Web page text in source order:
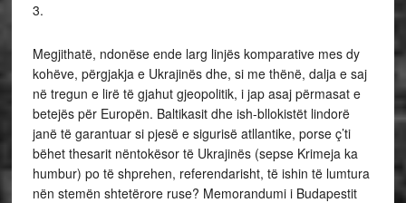
3.
Megjithatë, ndonëse ende larg linjës komparative mes dy
kohëve, përgjakja e Ukrajinës dhe, si me thënë, dalja e saj
në tregun e lirë të gjahut gjeopolitik, i jap asaj përmasat e
betejës për Europën. Baltikasit dhe ish-bllokistët lindorë
janë të garantuar si pjesë e sigurisë atllantike, porse ç’ti
bëhet thesarit nëntokësor të Ukrajinës (sepse Krimeja ka
humbur) po të shprehen, referendarisht, të ishin të lumtura
nën stemën shtetërore ruse? Memorandumi i Budapestit